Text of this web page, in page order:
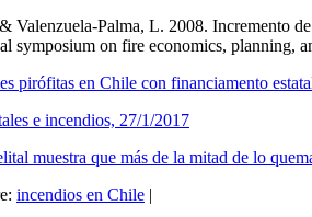
Valenzuela-Palma, L. 2008. Incremento
symposium on fire economics,
pirófitas en Chile con financiamento
e incendios, 27/1/2017
muestra que más de la mitad de lo
incendios en Chile